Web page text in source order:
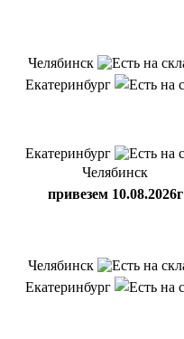
Челябинск
Екатеринбург
Екатеринбург
Челябинск
привезем 10.08.2026г
Челябинск
Екатеринбург